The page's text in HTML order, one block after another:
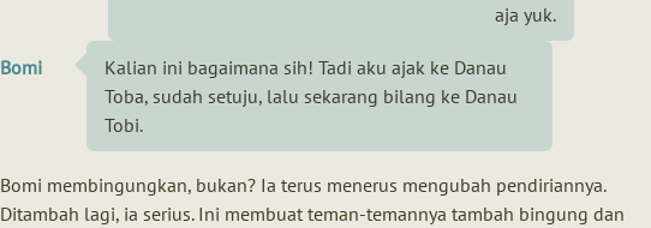
aja yuk.
Bomi
Kalian ini bagaimana sih! Tadi aku ajak ke Danau
Toba, sudah setuju, lalu sekarang bilang ke Danau
Tobi.
Bomi membingungkan, bukan? Ia terus menerus mengubah pendiriannya.
Ditambah lagi, ia serius. Ini membuat teman-temannya tambah bingung dan